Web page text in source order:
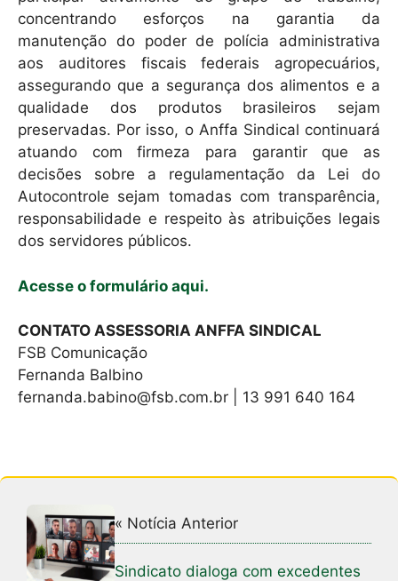
concentrando esforços na garantia da
manutenção do poder de polícia administrativa
aos auditores fiscais federais agropecuários,
assegurando que a segurança dos alimentos e a
qualidade dos produtos brasileiros sejam
preservadas. Por isso, o Anffa Sindical continuará
atuando com firmeza para garantir que as
decisões sobre a regulamentação da Lei do
Autocontrole sejam tomadas com transparência,
responsabilidade e respeito às atribuições legais
dos servidores públicos.
Acesse o formulário aqui.
CONTATO ASSESSORIA ANFFA SINDICAL
FSB Comunicação
Fernanda Balbino
fernanda.babino@fsb.com.br | 13 991 640 164
« Notícia Anterior
Sindicato dialoga com excedentes